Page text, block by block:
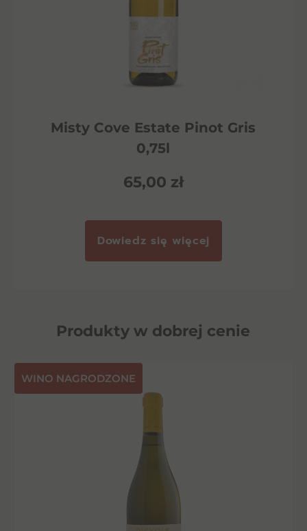
Misty Cove Estate Pinot Gris
0,75l
65,00 zł
Dowiedz się więcej
Produkty w dobrej cenie
⁠WINO NAGRODZONE